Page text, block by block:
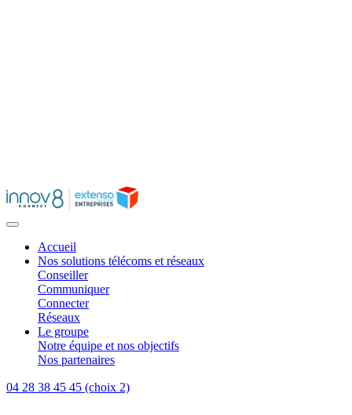
Accueil
Nos solutions télécoms et réseaux
Conseiller
Communiquer
Connecter
Réseaux
Le groupe
Notre équipe et nos objectifs
Nos partenaires
04 28 38 45 45 (choix 2)